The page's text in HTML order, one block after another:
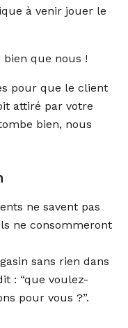
à venir jouer le
bien que nous !
pour que le client
attiré par votre
bien, nous
ne savent pas
ne consommeront
sans rien dans
: “que voulez-
pour vous ?”.